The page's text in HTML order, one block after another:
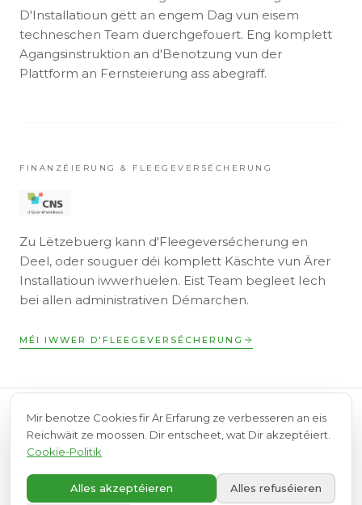
D'Installatioun gëtt an engem Dag vun eisem
techneschen Team duerchgefouert. Eng komplett
Agangsinstruktion an d'Benotzung vun der
Plattform an Fernsteierung ass abegraff.
FINANZÉIERUNG & FLEEGEVERSÉCHERUNG
Zu Lëtzebuerg kann d'Fleegeversécherung en
Deel, oder souguer déi komplett Käschte vun Ärer
Installatioun iwwerhuelen. Eist Team begleet Iech
bei allen administrativen Démarchen.
MÉI IWWER D'FLEEGEVERSÉCHERUNG
Entdeckt och
Mir benotze Cookies fir Är Erfarung ze verbesseren an eis
Reichwäit ze moossen. Dir entscheet, wat Dir akzeptéiert.
Cookie-Politik
Alles akzeptéieren Alles refuséieren